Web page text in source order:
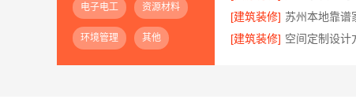
电子电工 资源材料
环境管理 其他
[建筑装修]
[建筑装修]